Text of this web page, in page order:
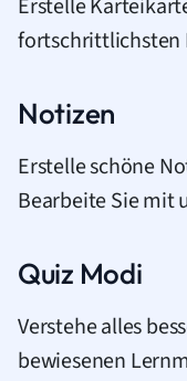
Erstelle
fortschrittlichsten
Notizen
Erstelle schöne
Bearbeite Sie mit
Quiz Modi
Verstehe alles
bewiesenen